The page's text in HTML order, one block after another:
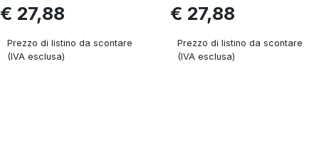
€ 27,88
Prezzo di listino da scontare
(IVA esclusa)
€ 27,88
Prezzo di listino da scontare
(IVA esclusa)